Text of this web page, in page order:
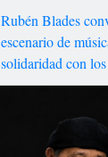
Rubén Blades
escenario de
solidaridad con